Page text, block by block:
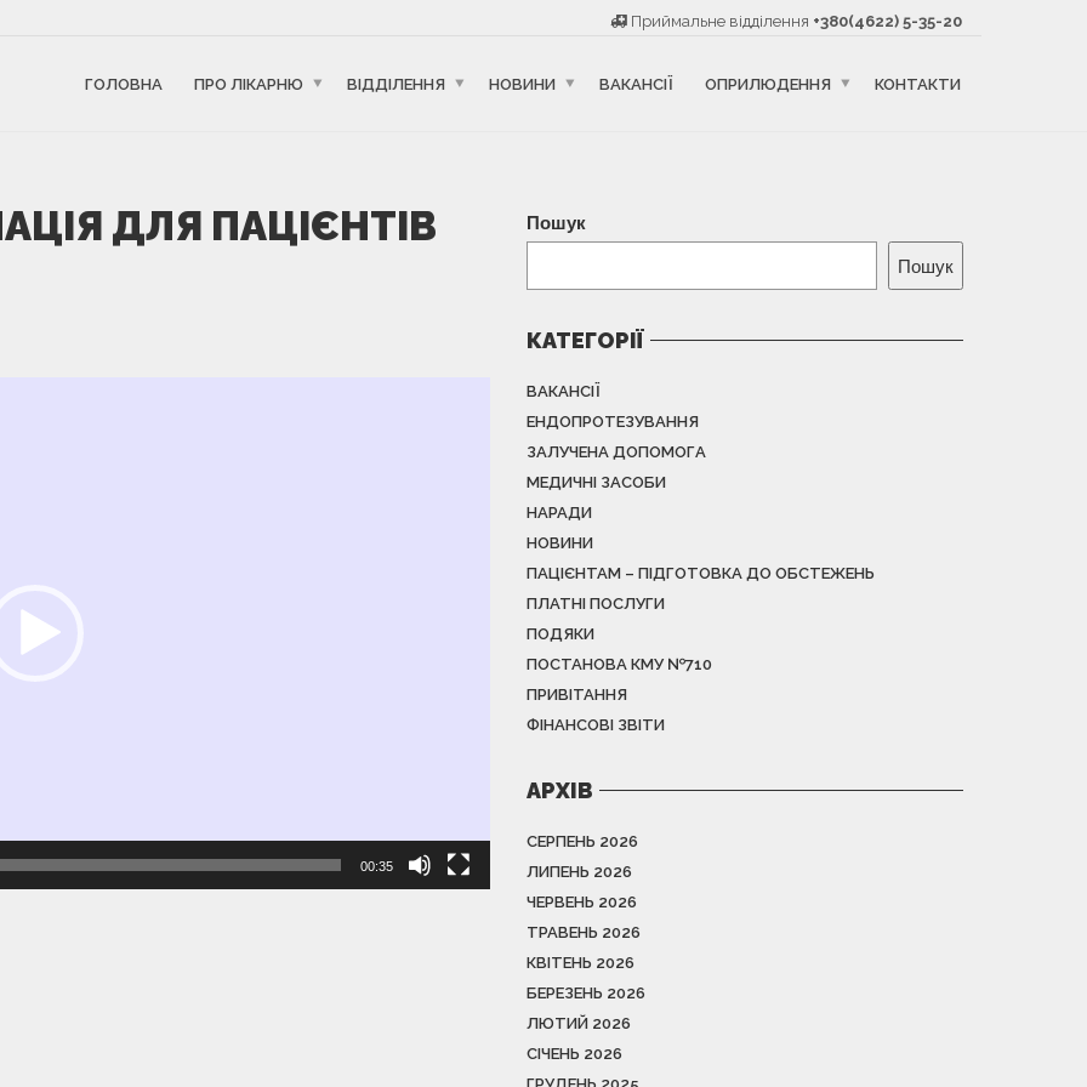
Приймальне відділення +380(4622) 5-35-20
ГОЛОВНА ПРО ЛІКАРНЮ ВІДДІЛЕННЯ НОВИНИ ВАКАНСІЇ ОПРИЛЮДЕННЯ КОНТАКТИ
ДЛЯ ПАЦІЄНТІВ
00:35
Пошук
Пошук
КАТЕГОРІЇ
ВАКАНСІЇ
ЕНДОПРОТЕЗУВАННЯ
ЗАЛУЧЕНА ДОПОМОГА
МЕДИЧНІ ЗАСОБИ
НАРАДИ
НОВИНИ
ПАЦІЄНТАМ – ПІДГОТОВКА ДО ОБСТЕЖЕНЬ
ПЛАТНІ ПОСЛУГИ
ПОДЯКИ
ПОСТАНОВА КМУ №710
ПРИВІТАННЯ
ФІНАНСОВІ ЗВІТИ
АРХІВ
СЕРПЕНЬ 2026
ЛИПЕНЬ 2026
ЧЕРВЕНЬ 2026
ТРАВЕНЬ 2026
КВІТЕНЬ 2026
БЕРЕЗЕНЬ 2026
ЛЮТИЙ 2026
СІЧЕНЬ 2026